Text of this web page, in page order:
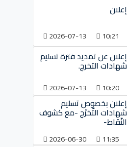
إعلان
10:21
2026-07-13
إعلان عن تمديد فترة تسليم
شهادات التخرج.
10:20
2026-07-13
إعلان بخصوص تسليم
شهادات التّخرّج -مع كشوف
النّقاط-
11:35
2026-06-30